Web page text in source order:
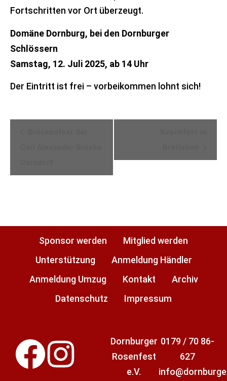
Fortschritten vor Ort überzeugt.
Domäne Dornburg, bei den Dornburger
Schlössern
Samstag, 12. Juli 2025, ab 14 Uhr
Der Eintritt ist frei – vorbeikommen lohnt sich!
Sponsor werden
Mitglied werden
Unterstützung
Anmeldung Händler
Anmeldung Umzug
Kontakt
Archiv
Datenschutz
Impressum
Dornburger
Rosenfest
e.V.
0179 / 70 86-
627